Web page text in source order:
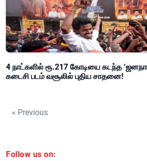
4 நாட்களில் ரூ.217 கோடியை கடந்த
கடைசி படம் வசூலில் புதிய சாதனை!
« Previous
Follow us on: